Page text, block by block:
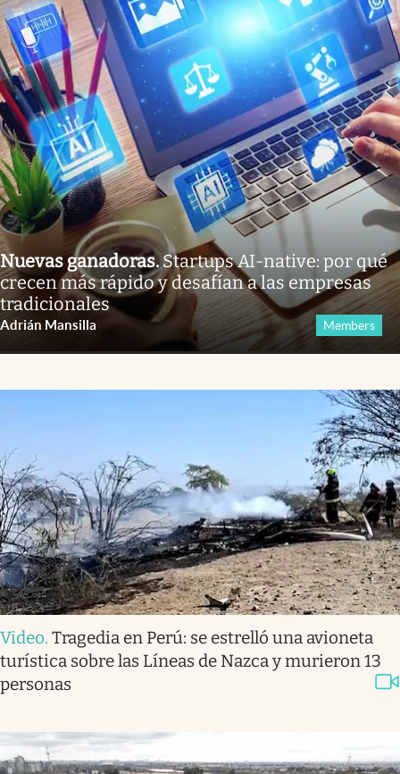
Nuevas ganadoras.Startups AI-native: por qué
crecen más rápido y desafían a las empresas
tradicionales
Adrián Mansilla Members
Video. Tragedia en Perú: se estrelló una avioneta
turística sobre las Líneas de Nazca y murieron 13
personas